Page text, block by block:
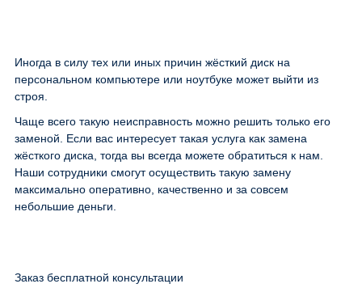
Иногда в силу тех или иных причин жёсткий диск на
персональном компьютере или ноутбуке может выйти из
строя.
Чаще всего такую неисправность можно решить только его
заменой. Если вас интересует такая услуга как замена
жёсткого диска, тогда вы всегда можете обратиться к нам.
Наши сотрудники смогут осуществить такую замену
максимально оперативно, качественно и за совсем
небольшие деньги.
Заказ бесплатной консультации